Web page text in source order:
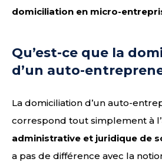
domiciliation en micro-
Qu’est-ce que la
d’un auto-
La domiciliation d’un auto-
correspond tout simplement à l’
administrative et juridique de
a pas de différence avec la